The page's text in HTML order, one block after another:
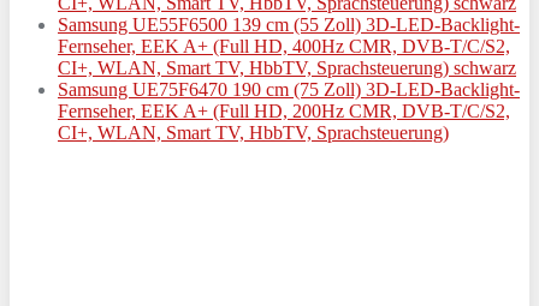
Samsung UE55F6500 139 cm (55 Zoll) 3D-LED-Backlight-
Fernseher, EEK A+ (Full HD, 400Hz CMR, DVB-T/C/S2,
CI+, WLAN, Smart TV, HbbTV, Sprachsteuerung) schwarz
Samsung UE75F6470 190 cm (75 Zoll) 3D-LED-Backlight-
Fernseher, EEK A+ (Full HD, 200Hz CMR, DVB-T/C/S2,
CI+, WLAN, Smart TV, HbbTV, Sprachsteuerung)